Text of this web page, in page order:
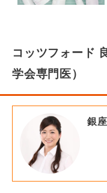
コッツフォード
学会専門医）
銀